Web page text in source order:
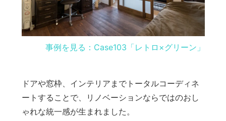
事例を見る：Case103「レトロ×グリーン」
ドアや窓枠、インテリアまでトータルコーディネ
ートすることで、リノベーションならではのおし
ゃれな統一感が生まれました。